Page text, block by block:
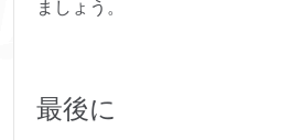
ましょう。
最後に